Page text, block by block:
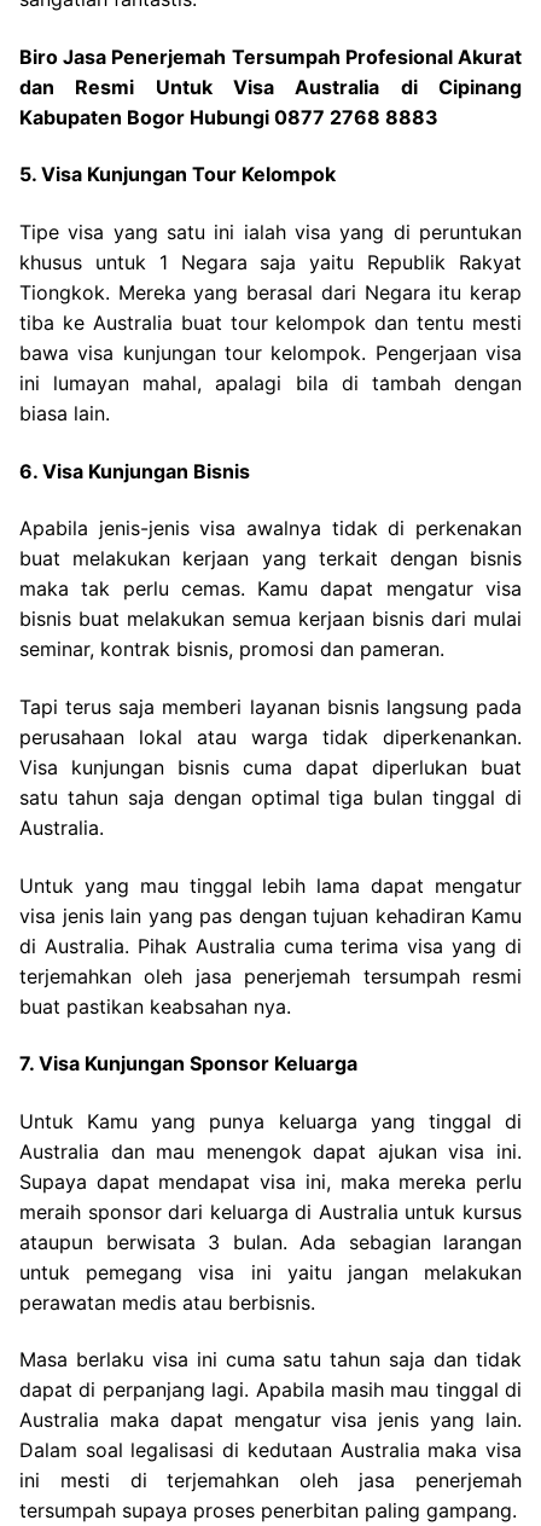
Biro Jasa Penerjemah Tersumpah Profesional Akurat
dan Resmi Untuk Visa Australia di Cipinang
Kabupaten Bogor Hubungi 0877 2768 8883
5. Visa Kunjungan Tour Kelompok
Tipe visa yang satu ini ialah visa yang di peruntukan
khusus untuk 1 Negara saja yaitu Republik Rakyat
Tiongkok. Mereka yang berasal dari Negara itu kerap
tiba ke Australia buat tour kelompok dan tentu mesti
bawa visa kunjungan tour kelompok. Pengerjaan visa
ini lumayan mahal, apalagi bila di tambah dengan
biasa lain.
6. Visa Kunjungan Bisnis
Apabila jenis-jenis visa awalnya tidak di perkenakan
buat melakukan kerjaan yang terkait dengan bisnis
maka tak perlu cemas. Kamu dapat mengatur visa
bisnis buat melakukan semua kerjaan bisnis dari mulai
seminar, kontrak bisnis, promosi dan pameran.
Tapi terus saja memberi layanan bisnis langsung pada
perusahaan lokal atau warga tidak diperkenankan.
Visa kunjungan bisnis cuma dapat diperlukan buat
satu tahun saja dengan optimal tiga bulan tinggal di
Australia.
Untuk yang mau tinggal lebih lama dapat mengatur
visa jenis lain yang pas dengan tujuan kehadiran Kamu
di Australia. Pihak Australia cuma terima visa yang di
terjemahkan oleh jasa penerjemah tersumpah resmi
buat pastikan keabsahan nya.
7. Visa Kunjungan Sponsor Keluarga
Untuk Kamu yang punya keluarga yang tinggal di
Australia dan mau menengok dapat ajukan visa ini.
Supaya dapat mendapat visa ini, maka mereka perlu
meraih sponsor dari keluarga di Australia untuk kursus
ataupun berwisata 3 bulan. Ada sebagian larangan
untuk pemegang visa ini yaitu jangan melakukan
perawatan medis atau berbisnis.
Masa berlaku visa ini cuma satu tahun saja dan tidak
dapat di perpanjang lagi. Apabila masih mau tinggal di
Australia maka dapat mengatur visa jenis yang lain.
Dalam soal legalisasi di kedutaan Australia maka visa
ini mesti di terjemahkan oleh jasa penerjemah
tersumpah supaya proses penerbitan paling gampang.